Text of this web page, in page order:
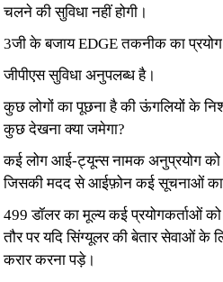
चलने की सुविधा नहीं होगी।
3जी के बजाय EDGE तकनीक का
जीपीएस सुविधा अनुपलब्ध है।
कुछ लोगों का पूछना है की ऊंगलियों के
कुछ देखना क्या जमेगा?
कई लोग आई-ट्यून्स नामक अनुप्रयोग को
जिसकी मदद से आईफ़ोन कई सूचनाओं का
499 डॉलर का मूल्य कई प्रयोगकर्ताओं
तौर पर यदि सिंग्यूलर की बेतार सेवाओं के
करार करना पड़े।